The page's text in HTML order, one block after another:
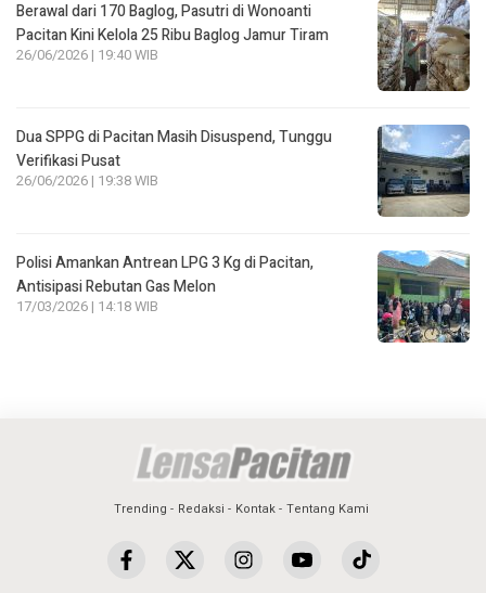
Berawal dari 170 Baglog, Pasutri di Wonoanti
Pacitan Kini Kelola 25 Ribu Baglog Jamur Tiram
26/06/2026 | 19:40 WIB
Dua SPPG di Pacitan Masih Disuspend, Tunggu
Verifikasi Pusat
26/06/2026 | 19:38 WIB
Polisi Amankan Antrean LPG 3 Kg di Pacitan,
Antisipasi Rebutan Gas Melon
17/03/2026 | 14:18 WIB
Trending Redaksi Kontak Tentang Kami